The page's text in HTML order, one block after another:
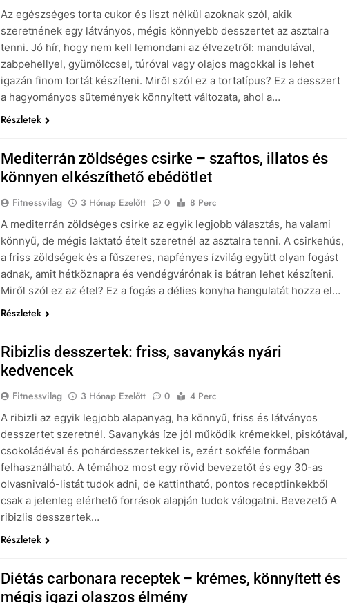
Az egészséges torta cukor és liszt nélkül azoknak szól, akik
szeretnének egy látványos, mégis könnyebb desszertet az asztalra
tenni. Jó hír, hogy nem kell lemondani az élvezetről: mandulával,
zabpehellyel, gyümölccsel, túróval vagy olajos magokkal is lehet
igazán finom tortát készíteni. Miről szól ez a tortatípus? Ez a desszert
a hagyományos sütemények könnyített változata, ahol a…
Részletek
Mediterrán zöldséges csirke – szaftos, illatos és
könnyen elkészíthető ebédötlet
Fitnessvilag 3 Hónap Ezelőtt 0
8 Perc
A mediterrán zöldséges csirke az egyik legjobb választás, ha valami
könnyű, de mégis laktató ételt szeretnél az asztalra tenni. A csirkehús,
a friss zöldségek és a fűszeres, napfényes ízvilág együtt olyan fogást
adnak, amit hétköznapra és vendégvárónak is bátran lehet készíteni.
Miről szól ez az étel? Ez a fogás a délies konyha hangulatát hozza el…
Részletek
Ribizlis desszertek: friss, savanykás nyári
kedvencek
Fitnessvilag 3 Hónap Ezelőtt 0
4 Perc
A ribizli az egyik legjobb alapanyag, ha könnyű, friss és látványos
desszertet szeretnél. Savanykás íze jól működik krémekkel, piskótával,
csokoládéval és pohárdesszertekkel is, ezért sokféle formában
felhasználható. A témához most egy rövid bevezetőt és egy 30-as
olvasnivaló-listát tudok adni, de kattintható, pontos receptlinkekből
csak a jelenleg elérhető források alapján tudok válogatni. Bevezető A
ribizlis desszertek…
Részletek
Diétás carbonara receptek – krémes, könnyített és
mégis igazi olaszos élmény